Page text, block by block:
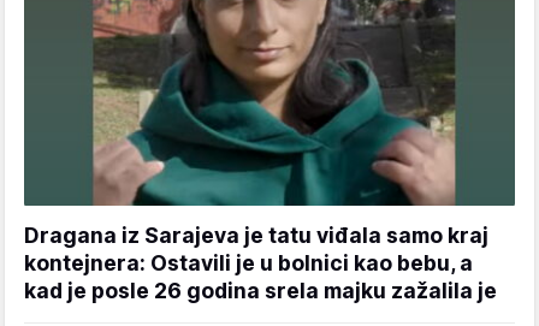
Dragana iz Sarajeva je tatu viđala samo kraj
kontejnera: Ostavili je u bolnici kao bebu, a
kad je posle 26 godina srela majku zažalila je